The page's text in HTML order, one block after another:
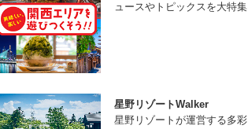
ュースやトピックスを大特集
星野リゾートWalker
星野リゾートが運営する多彩